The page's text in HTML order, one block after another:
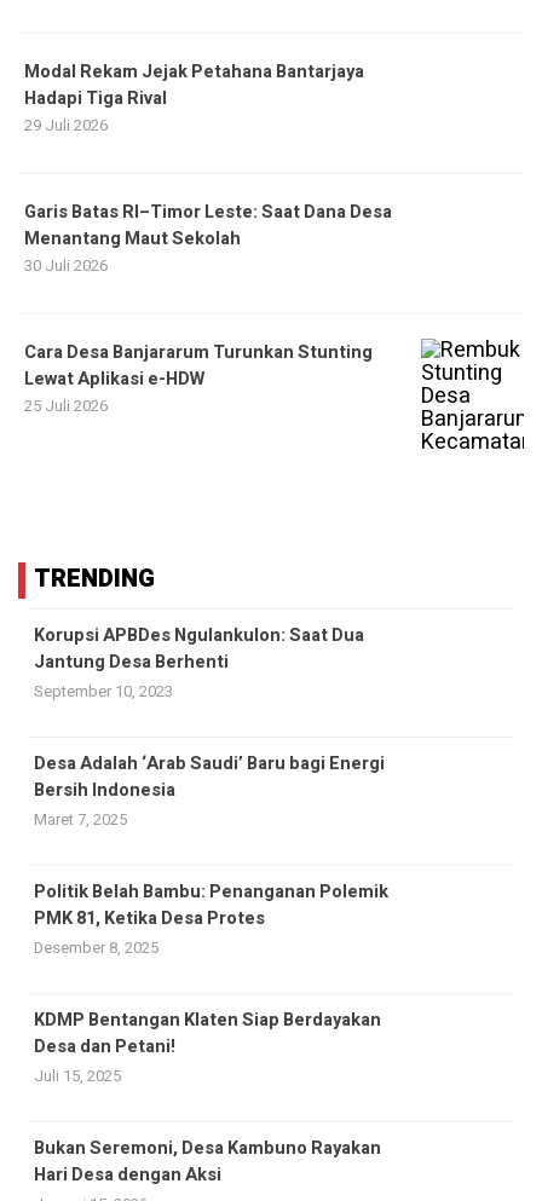
Modal Rekam Jejak Petahana Bantarjaya
Hadapi Tiga Rival
29 Juli 2026
Garis Batas RI–Timor Leste: Saat Dana Desa
Menantang Maut Sekolah
30 Juli 2026
Cara Desa Banjararum Turunkan Stunting
Lewat Aplikasi e-HDW
25 Juli 2026
TRENDING
Korupsi APBDes Ngulankulon: Saat Dua
Jantung Desa Berhenti
September 10, 2023
Desa Adalah ‘Arab Saudi’ Baru bagi Energi
Bersih Indonesia
Maret 7, 2025
Politik Belah Bambu: Penanganan Polemik
PMK 81, Ketika Desa Protes
Desember 8, 2025
KDMP Bentangan Klaten Siap Berdayakan
Desa dan Petani!
Juli 15, 2025
Bukan Seremoni, Desa Kambuno Rayakan
Hari Desa dengan Aksi